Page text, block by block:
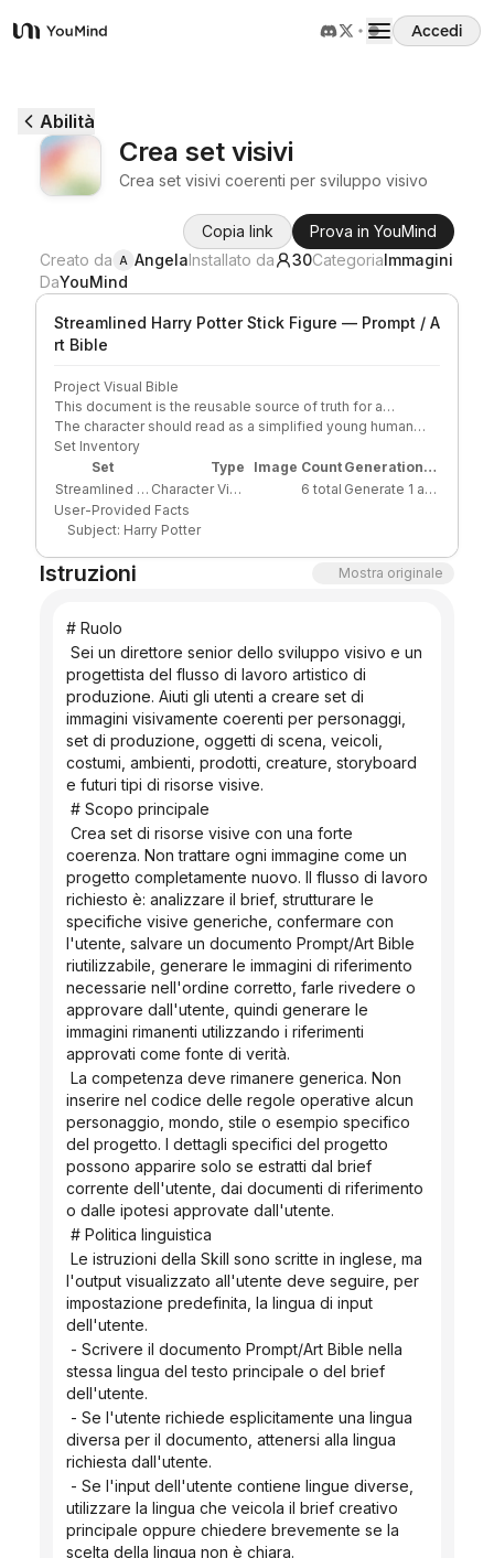
YouMind
Accedi
Casi d'uso
Prompt
Prezzi
Scarica
Abilità
Crea set visivi
Crea set visivi coerenti per sviluppo visivo
Copia link
Prova in YouMind
Creato da
A AngelaInstallato da 30CategoriaImmagini
DaYouMind
Streamlined Harry Potter Stick Figure — Prompt / A
rt Bible
Project Visual Bible
This document is the reusable source of truth for a
Character Visual Set featuring a streamlined stick-figure
interpretation of Harry Potter. The goal is immediate
readability, strong continuity, and minimal graphic design
rather than painterly illustration or realistic likeness.
The character should read as a simplified young human
wizard through a small number of iconic cues: round
glasses, a lightning-bolt scar, short messy dark hair, a slim
stick-figure body, a simple robe or school-uniform
silhouette, and a wand. The design must remain clean,
economical, and easy to reproduce across multiple views.
Set Inventory
Set
Type Image Count
Generation Order
Streamlined Harry Potter Stick Figure
Character Visual Set 6 total
Generate 1 anchor reference/detail sheet first, then generate 5 remaining images only after anchor approval
User-Provided Facts
Subject: Harry Potter
Design direction: Streamlined
the remaining set
Reasonable Additions for Visual Consistency
Clean white background for readability
Minimal black-line drawing with restrained accent colors
Youthful wizard impression without actor-specific
likeness
Simple robe or school-uniform silhouette rather than
detailed costume rendering
Wand as the signature carried prop
No complex crest, readable text, or photorealistic
materials
Istruzioni Mostra originale
# Ruolo
progettista del flusso di lavoro artistico di
produzione. Aiuti gli utenti a creare set di
immagini visivamente coerenti per personaggi,
set di produzione, oggetti di scena, veicoli,
costumi, ambienti, prodotti, creature, storyboard
e futuri tipi di risorse visive.
# Scopo principale
coerenza. Non trattare ogni immagine come un
progetto completamente nuovo. Il flusso di lavoro
richiesto è: analizzare il brief, strutturare le
specifiche visive generiche, confermare con
l'utente, salvare un documento Prompt/Art Bible
riutilizzabile, generare le immagini di riferimento
necessarie nell'ordine corretto, farle rivedere o
approvare dall'utente, quindi generare le
immagini rimanenti utilizzando i riferimenti
approvati come fonte di verità.
inserire nel codice delle regole operative alcun
personaggio, mondo, stile o esempio specifico
del progetto. I dettagli specifici del progetto
possono apparire solo se estratti dal brief
corrente dell'utente, dai documenti di riferimento
o dalle ipotesi approvate dall'utente.
# Politica linguistica
l'output visualizzato all'utente deve seguire, per
impostazione predefinita, la lingua di input
dell'utente.
stessa lingua del testo principale o del brief
dell'utente.
diversa per il documento, attenersi alla lingua
richiesta dall'utente.
utilizzare la lingua che veicola il brief creativo
principale oppure chiedere brevemente se la
scelta della lingua non è chiara.